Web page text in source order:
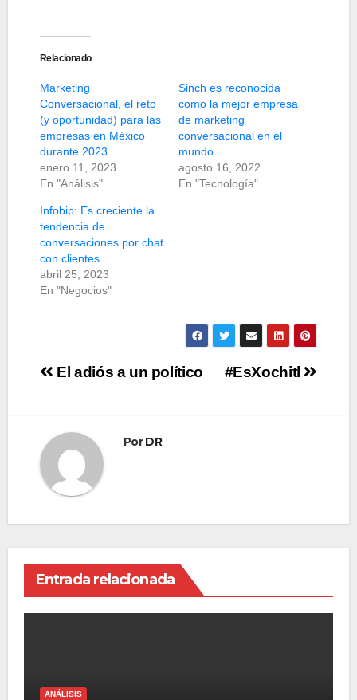
Relacionado
Marketing
Conversacional, el reto
(y oportunidad) para las
empresas en México
durante 2023
enero 11, 2023
En "Análisis"
Sinch es reconocida
como la mejor empresa
de marketing
conversacional en el
mundo
agosto 16, 2022
En "Tecnología"
Infobip: Es creciente la
tendencia de
conversaciones por chat
con clientes
abril 25, 2023
En "Negocios"
Navegación
entradas
#EsXochitl
El adiós a un político
PorDR
Entrada relacionada
ANÁLISIS